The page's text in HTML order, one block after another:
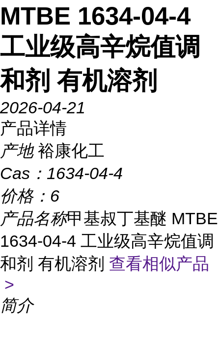
MTBE 1634-04-4
工业级高辛烷值调
和剂 有机溶剂
2026-04-21
产品详情
产地 裕康化工
Cas： 1634-04-4
价格： 6
产品名称甲基叔丁基醚 MTBE
1634-04-4 工业级高辛烷值调
和剂 有机溶剂 查看相似产品
>
简介